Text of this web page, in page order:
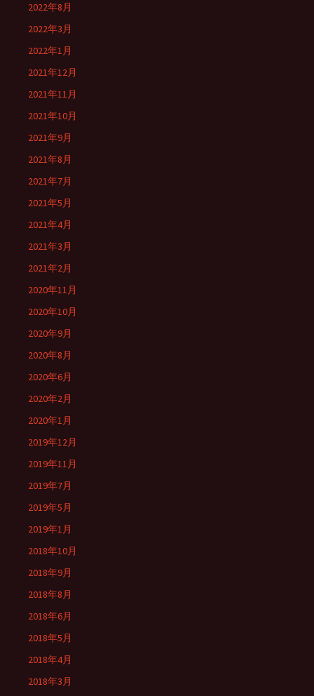
2022年8月
2022年3月
2022年1月
2021年12月
2021年11月
2021年10月
2021年9月
2021年8月
2021年7月
2021年5月
2021年4月
2021年3月
2021年2月
2020年11月
2020年10月
2020年9月
2020年8月
2020年6月
2020年2月
2020年1月
2019年12月
2019年11月
2019年7月
2019年5月
2019年1月
2018年10月
2018年9月
2018年8月
2018年6月
2018年5月
2018年4月
2018年3月